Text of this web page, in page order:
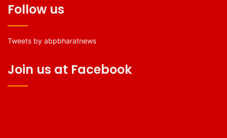
Follow us
Tweets by abpbharatnews
Join us at Facebook